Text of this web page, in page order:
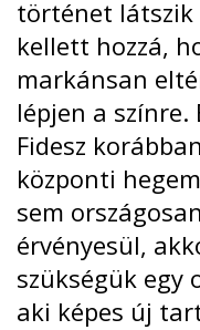
történet látszik
kellett hozzá,
markánsan
lépjen a színre.
Fidesz
központi
sem
érvényesül,
szükségük egy
aki képes új